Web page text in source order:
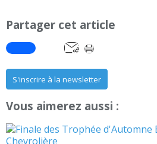
Partager cet article
S'inscrire à la newsletter
Vous aimerez aussi :